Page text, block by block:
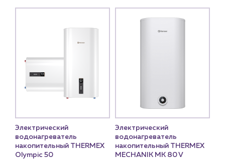
Электрический
водонагреватель
накопительный THERMEX
Olympic 50
Электрический
водонагреватель
накопительный THERMEX
MECHANIK MK 80 V